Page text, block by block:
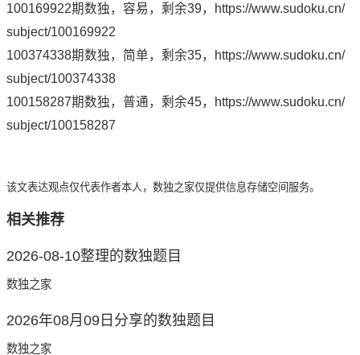
100169922期数独，容易，剩余39，
https://www.sudoku.cn/
subject/100169922
100374338期数独，简单，剩余35，
https://www.sudoku.cn/
subject/100374338
100158287期数独，普通，剩余45，
https://www.sudoku.cn/
subject/100158287
该文表达观点仅代表作者本人，数独之家仅提供信息存储空间服务。
相关推荐
2026-08-10整理的数独题目
数独之家
2026年08月09日分享的数独题目
数独之家